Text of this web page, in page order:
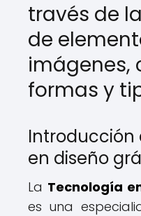
través de
de
imágenes,
formas y
Introducción
en diseño
La Tecnología
es una